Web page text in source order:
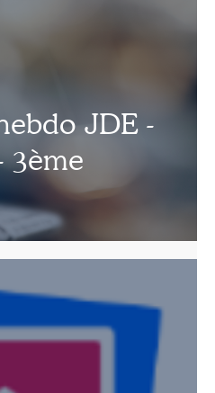
JDE -
3ème